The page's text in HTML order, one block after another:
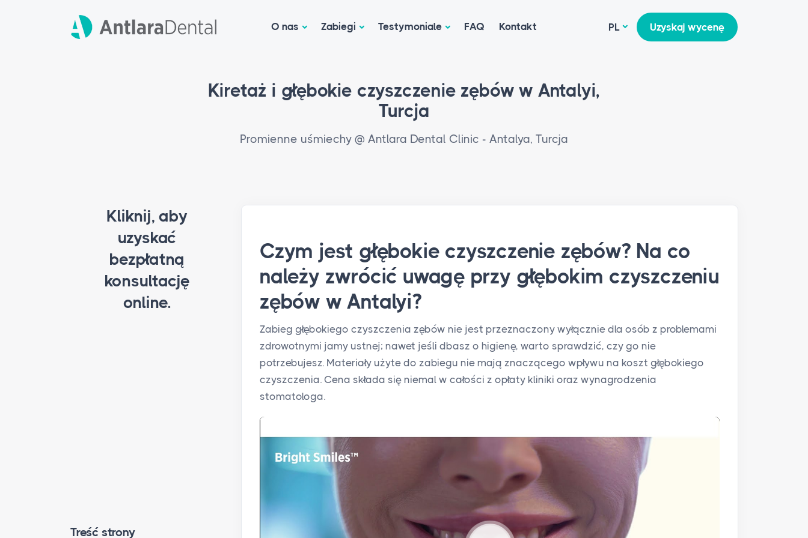
O nas Zabiegi Testymoniale FAQ Kontakt PL Uzyskaj wycenę
Kiretaż i głębokie czyszczenie zębów w Antalyi,
Turcja
Promienne uśmiechy @ Antlara Dental Clinic - Antalya, Turcja
Czym jest głębokie czyszczenie zębów? Na co
należy zwrócić uwagę przy głębokim czyszczeniu
zębów w Antalyi?
Zabieg głębokiego czyszczenia zębów nie jest przeznaczony wyłącznie dla osób z problemami
zdrowotnymi jamy ustnej; nawet jeśli dbasz o higienę, warto sprawdzić, czy go nie
potrzebujesz. Materiały użyte do zabiegu nie mają znaczącego wpływu na koszt głębokiego
czyszczenia. Cena składa się niemal w całości z opłaty kliniki oraz wynagrodzenia
stomatologa.
Kliknij, aby
uzyskać
bezpłatną
konsultację
online.
Treść strony